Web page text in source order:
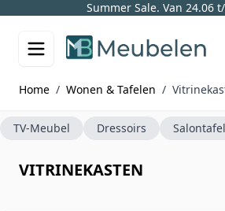
Summer Sale. Van 24.06
Home / Wonen & Tafelen /
TV-Meubel Dressoirs
VITRINEKASTEN